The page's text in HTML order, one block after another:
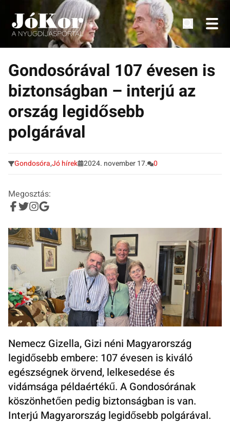
Tovább
tartalomra
Tudnivalók, érdekességek idősek számára.
Gondosórával 107 évesen is
biztonságban – interjú az
ország legidősebb
polgárával
Gondosóra,Jó hírek 2024. november 17. 0
Megosztás:
Nemecz Gizella, Gizi néni Magyarország
legidősebb embere: 107 évesen is kiváló
egészségnek örvend, lelkesedése és
vidámsága példaértékű. A Gondosórának
köszönhetően pedig biztonságban is van.
Interjú Magyarország legidősebb polgárával.